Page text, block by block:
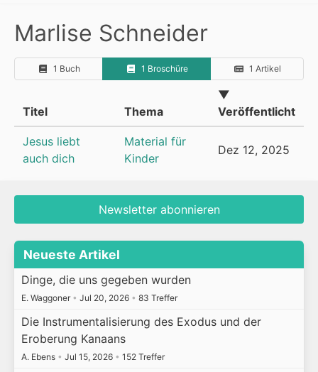
Marlise Schneider
1 Buch 1 Broschüre 1 Artikel
Titel Thema
▼
Veröffentlicht
Jesus liebt
auch dich
Material für
Kinder
Dez 12, 2025
Newsletter abonnieren
Neueste Artikel
Dinge, die uns gegeben wurden
E. Waggoner • Jul 20, 2026 • 83 Treffer
Die Instrumentalisierung des Exodus und der
Eroberung Kanaans
A. Ebens • Jul 15, 2026 • 152 Treffer